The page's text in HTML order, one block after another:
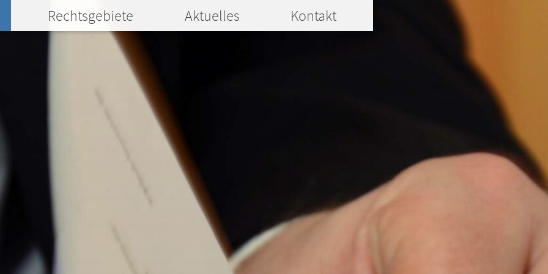
öffnen
Rechtsgebiete
öffnen
Aktuelles
öffnen
Kontakt
öffnen